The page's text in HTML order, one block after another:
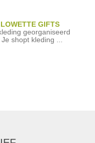
GIFTS
georganiseerd
shopt kleding ...